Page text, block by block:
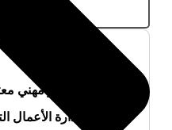
أفضل ماجستير مهني
ماجستير إدارة الأعمال